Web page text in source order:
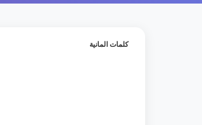
كلمات المانية